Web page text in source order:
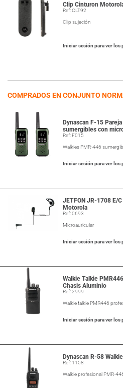
Clip Cinturon
Ref: CLT92
Clip sujeción
Iniciar sesión para ver los
COMPRADOS EN CONJUNTO
Dynascan F-15
sumergibles con
Ref: F015
Walkies PMR-446
Iniciar sesión para ver los
JETFON JR-1708 E/
Motorola
Ref: 0693
Microauricular
Iniciar sesión para ver los
Walkie Talkie
Chasis Aluminio
Ref: 2999
Walkie talkie PMR446
Iniciar sesión para ver los
Dynascan R-58
Ref: 1158
Walkie profesional PMR-